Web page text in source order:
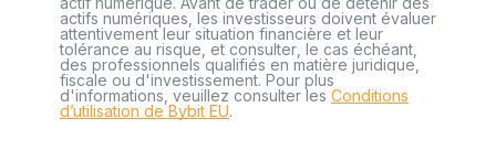
actifs numériques, les investisseurs doivent évaluer
attentivement leur situation financière et leur
tolérance au risque, et consulter, le cas échéant,
des professionnels qualifiés en matière juridique,
fiscale ou d'investissement. Pour plus
d'informations, veuillez consulter les Conditions
d’utilisation de Bybit EU.